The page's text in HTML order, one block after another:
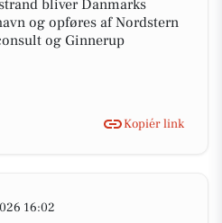
bliver Danmarks
og opføres af Nordstern
og Ginnerup
Kopiér link
16:02